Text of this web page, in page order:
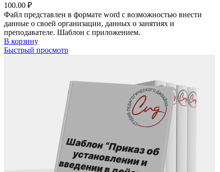
100.00 ₽
Файл представлен в формате word с возможностью внести
данные о своей организации, данных о занятиях и
преподавателе. Шаблон с приложением.
В корзину
Быстрый просмотр